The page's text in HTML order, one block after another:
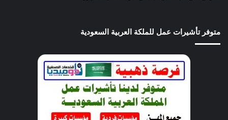
متوفر تأشيرات عمل للملكة العربية السعودية